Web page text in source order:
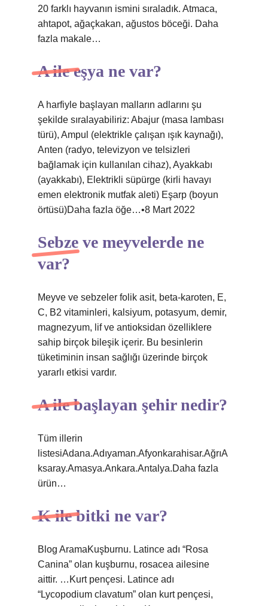
20 farklı hayvanın ismini sıraladık. Atmaca,
ahtapot, ağaçkakan, ağustos böceği. Daha
fazla makale…
A ile eşya ne var?
A harfiyle başlayan malların adlarını şu
şekilde sıralayabiliriz: Abajur (masa lambası
türü), Ampul (elektrikle çalışan ışık kaynağı),
Anten (radyo, televizyon ve telsizleri
bağlamak için kullanılan cihaz), Ayakkabı
(ayakkabı), Elektrikli süpürge (kirli havayı
emen elektronik mutfak aleti) Eşarp (boyun
örtüsü)Daha fazla öğe…•8 Mart 2022
Sebze ve meyvelerde ne
var?
Meyve ve sebzeler folik asit, beta-karoten, E,
C, B2 vitaminleri, kalsiyum, potasyum, demir,
magnezyum, lif ve antioksidan özelliklere
sahip birçok bileşik içerir. Bu besinlerin
tüketiminin insan sağlığı üzerinde birçok
yararlı etkisi vardır.
A ile başlayan şehir nedir?
Tüm illerin
listesiAdana.Adıyaman.Afyonkarahisar.AğrıA
ksaray.Amasya.Ankara.Antalya.Daha fazla
ürün…
K ile bitki ne var?
Blog AramaKuşburnu. Latince adı “Rosa
Canina” olan kuşburnu, rosacea ailesine
aittir. …Kurt pençesi. Latince adı
“Lycopodium clavatum” olan kurt pençesi,